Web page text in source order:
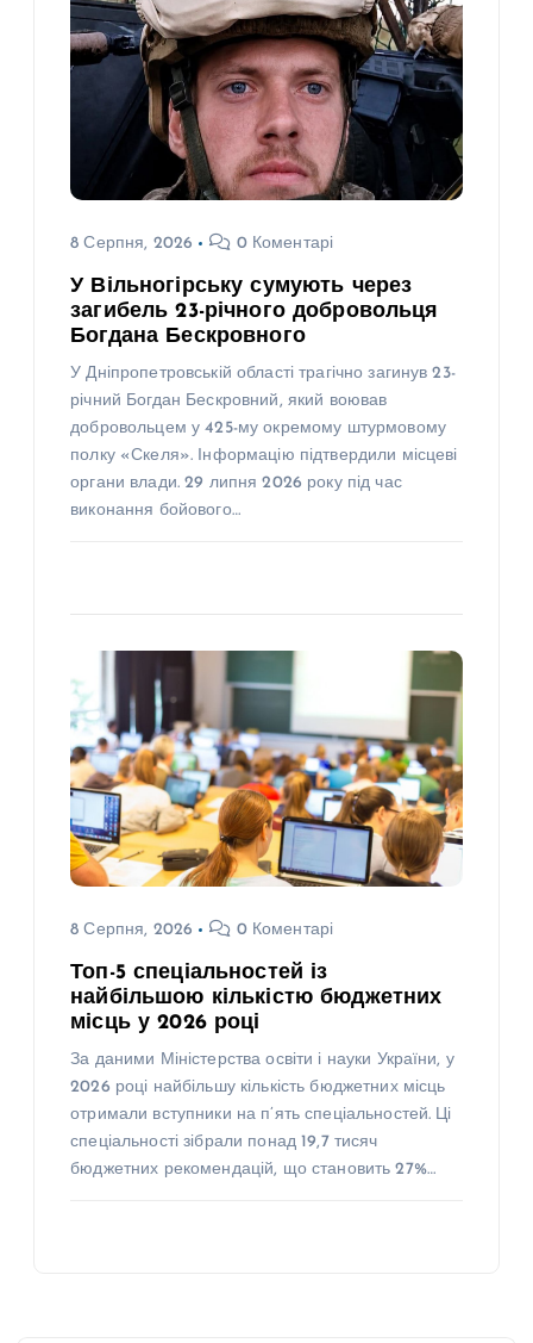
8 Серпня, 2026 0 Коментарі
У Вільногірську сумують через
загибель 23-річного добровольця
Богдана Бескровного
У Дніпропетровській області трагічно загинув 23-
річний Богдан Бескровний, який воював
добровольцем у 425-му окремому штурмовому
полку «Скеля». Інформацію підтвердили місцеві
органи влади. 29 липня 2026 року під час
виконання бойового…
8 Серпня, 2026 0 Коментарі
Топ-5 спеціальностей із
найбільшою кількістю бюджетних
місць у 2026 році
За даними Міністерства освіти і науки України, у
2026 році найбільшу кількість бюджетних місць
отримали вступники на п’ять спеціальностей. Ці
спеціальності зібрали понад 19,7 тисяч
бюджетних рекомендацій, що становить 27%…